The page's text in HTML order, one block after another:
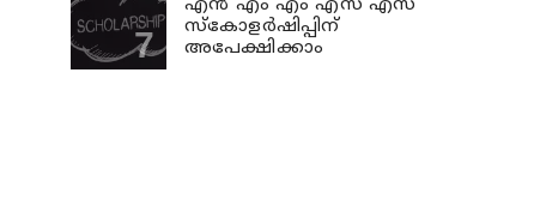
എൻ എം എം എസ് എസ്
സ്കോളർഷിപ്പിന്
അപേക്ഷിക്കാം